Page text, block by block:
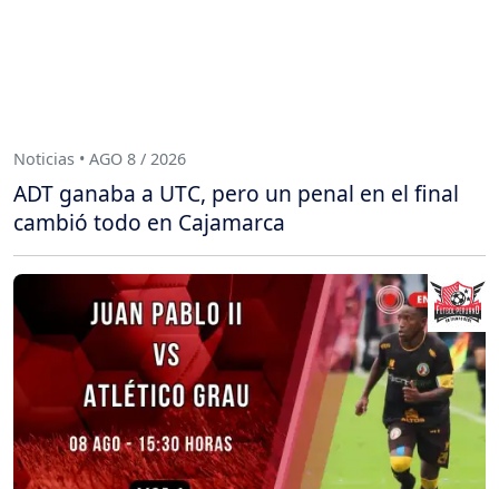
Noticias • AGO 8 / 2026
ADT ganaba a UTC, pero un penal en el final
cambió todo en Cajamarca